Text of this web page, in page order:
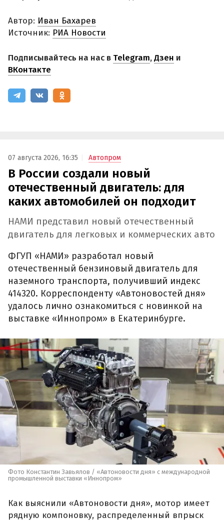
Автор: Иван Бахарев
Источник: РИА Новости
Подписывайтесь на нас в Telegram,Дзен и
ВКонтакте
07 августа 2026, 16:35 Автопром
В России создали новый
отечественный двигатель: для
каких автомобилей он подходит
НАМИ представил новый отечественный
двигатель для легковых и коммерческих авто
ФГУП «НАМИ» разработал новый
отечественный бензиновый двигатель для
наземного транспорта, получивший индекс
414320. Корреспонденту «Автоновостей дня»
удалось лично ознакомиться с новинкой на
выставке «Иннопром» в Екатеринбурге.
Фото Константин Завьялов / «Автоновости дня» с международной
промышленной выставки «Иннопром»
Как выяснили «Автоновости дня», мотор имеет
рядную компоновку, распределенный впрыск